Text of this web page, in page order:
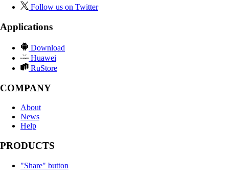
Follow us on Twitter
Applications
Download
Huawei
RuStore
COMPANY
About
News
Help
PRODUCTS
"Share" button